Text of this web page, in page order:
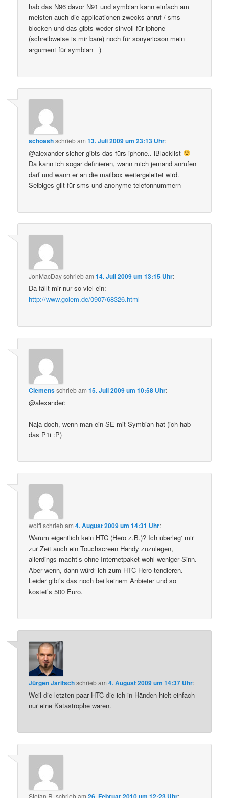
hab das N96 davor N91 und symbian kann einfach am
meisten auch die applicationen zwecks anruf / sms
blocken und das gibts weder sinvoll für iphone
(schreibweise is mir bare) noch für sonyericson mein
argument für symbian =)
schoashschriebam13. Juli 2009 um 23:13 Uhr:
@alexander sicher gibts das fürs iphone.. iBlacklist
Da kann ich sogar definieren, wann mich jemand anrufen
darf und wann er an die mailbox weitergeleitet wird.
Selbiges gilt für sms und anonyme telefonnummern
JonMacDayschriebam14. Juli 2009 um 13:15 Uhr:
Da fällt mir nur so viel ein:
http://www.golem.de/0907/68326.html
Clemensschriebam15. Juli 2009 um 10:58 Uhr:
@alexander:
Naja doch, wenn man ein SE mit Symbian hat (ich hab
das P1i :P)
wolfischriebam4. August 2009 um 14:31 Uhr:
Warum eigentlich kein HTC (Hero z.B.)? Ich überleg‘ mir
zur Zeit auch ein Touchscreen Handy zuzulegen,
allerdings macht’s ohne Internetpaket wohl weniger Sinn.
Aber wenn, dann würd‘ ich zum HTC Hero tendieren.
Leider gibt’s das noch bei keinem Anbieter und so
kostet’s 500 Euro.
Jürgen Jaritschschriebam4. August 2009 um 14:37 Uhr:
Weil die letzten paar HTC die ich in Händen hielt einfach
nur eine Katastrophe waren.